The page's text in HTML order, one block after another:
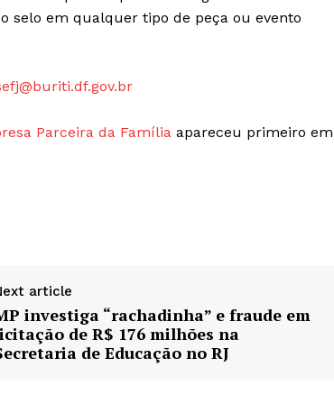
selo em qualquer tipo de peça ou evento
Parceira da Família apareceu primeiro em
article
investiga “rachadinha” e fraude em
de R$ 176 milhões na
de Educação no RJ